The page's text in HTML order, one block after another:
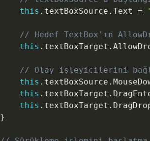
this . textBoxSource . Text =
// Hedef TextBox'ın
this . textBoxTarget .
// Olay işleyicilerini
this . textBoxSource .
this . textBoxTarget .
this . textBoxTarget .
}